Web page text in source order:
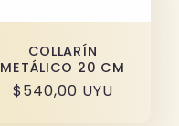
COLLARÍN
METÁLICO 20 CM
Precio
$540,00 UYU